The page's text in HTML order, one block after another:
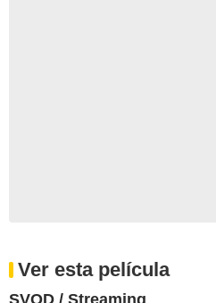
Ver esta película
SVOD / Streaming